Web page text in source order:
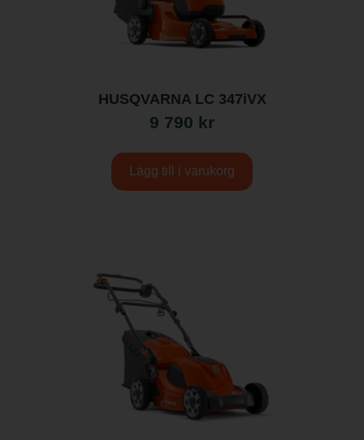
HUSQVARNA LC 347iVX
9 790 kr
Lägg till i varukorg